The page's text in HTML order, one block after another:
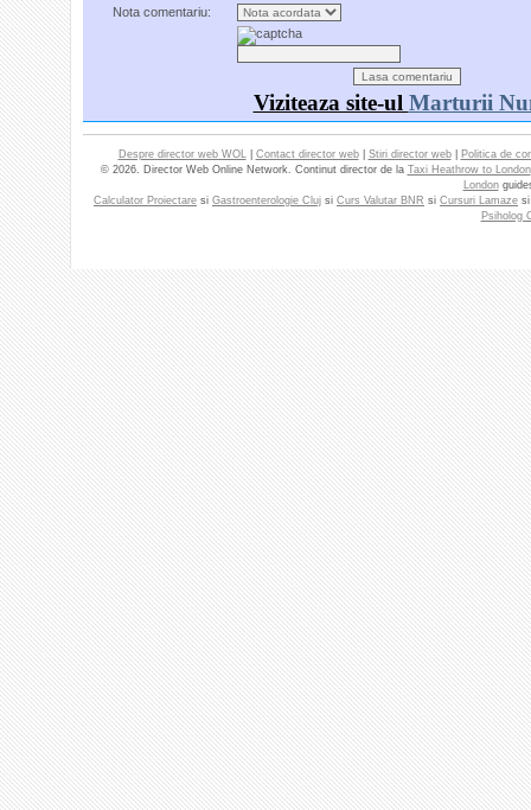
Nota comentariu:
Viziteaza site-ul Marturii
Despre director web WOL| Contact director web| Stiri director web|
Politica de
© 2026. Director Web Online Network. Continut director de la Taxi Heathrow to London
London
Calculator Proiectare si Gastroenterologie Cluj si Curs Valutar BNR si Cursuri Lamaze
Psiholog